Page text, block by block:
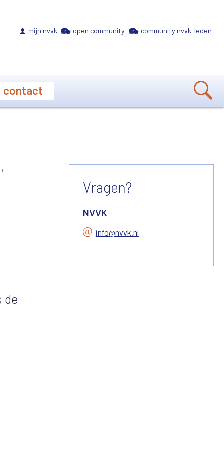
mijn nvvk open community community nvvk-leden
contact
de
Vragen?
NVVK
info@nvvk.nl